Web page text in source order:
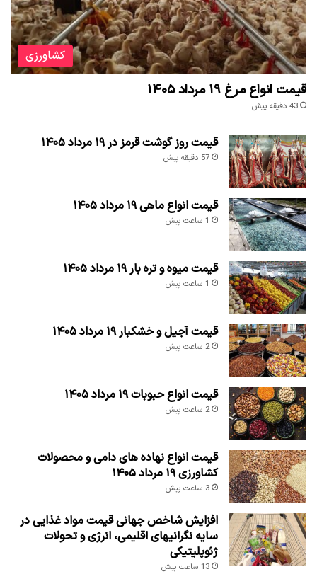
کشاورزی
قیمت انواع مرغ ۱۹ مرداد ۱۴۰۵
43 دقیقه پیش
قیمت روز گوشت قرمز در ۱۹ مرداد ۱۴۰۵
57 دقیقه پیش
قیمت انواع ماهی ۱۹ مرداد ۱۴۰۵
1 ساعت پیش
قیمت میوه و تره بار ۱۹ مرداد ۱۴۰۵
1 ساعت پیش
قیمت آجیل و خشکبار ۱۹ مرداد ۱۴۰۵
2 ساعت پیش
قیمت انواع حبوبات ۱۹ مرداد ۱۴۰۵
2 ساعت پیش
قیمت انواع نهاده های دامی و محصولات
کشاورزی ۱۹ مرداد ۱۴۰۵
3 ساعت پیش
افزایش شاخص جهانی قیمت مواد غذایی در
سایه نگرانیهای اقلیمی، انرژی و تحولات
ژئوپلیتیکی
13 ساعت پیش